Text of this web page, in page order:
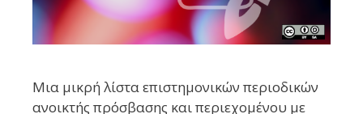
Μια μικρή λίστα επιστημονικών περιοδικών
ανοικτής πρόσβασης και περιεχομένου με